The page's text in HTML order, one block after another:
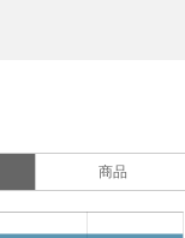
商品